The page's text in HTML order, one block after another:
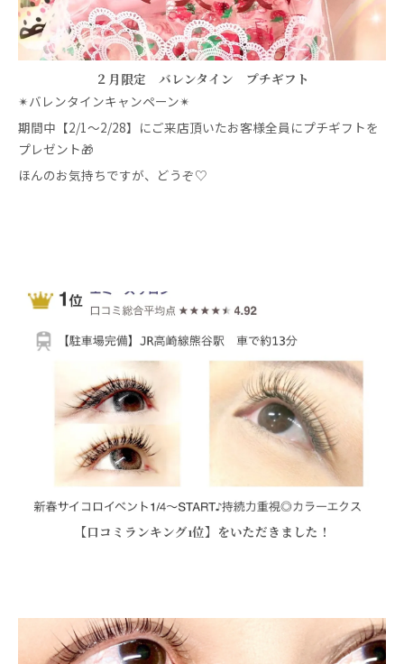
２月限定 バレンタイン プチギフト
✴︎バレンタインキャンペーン✴︎
期間中【2/1〜2/28】にご来店頂いたお客様全員にプチギフトを
プレゼント🎁
ほんのお気持ちですが、どうぞ♡
【口コミランキング1位】をいただきました！